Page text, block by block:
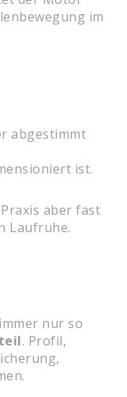
im
abgestimmt
ist.
aber fast
Laufruhe.
nur so
. Profil,